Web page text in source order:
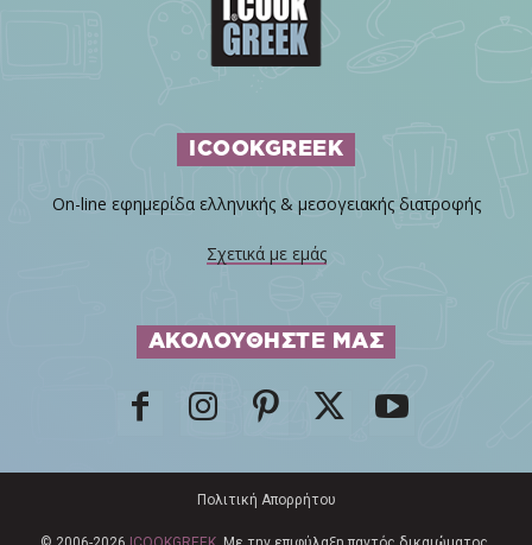
ICOOKGREEK
On-line εφημερίδα ελληνικής & μεσογειακής διατροφής
Σχετικά με εμάς
ΑΚΟΛΟΥΘΗΣΤΕ ΜΑΣ
Πολιτική Απορρήτου